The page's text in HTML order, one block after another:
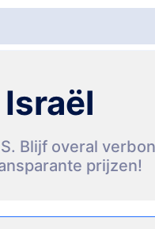
Blijf overal
prijzen!